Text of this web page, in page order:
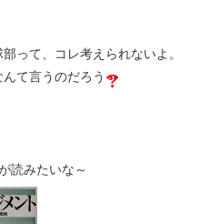
って、コレ考えられないよ。
て言うのだろう
読みたいな～